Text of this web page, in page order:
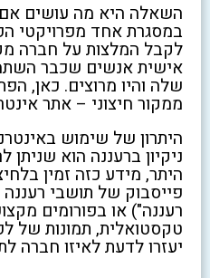
השאלה היא מה עושים אם
במסגרת אחד מפרויקטי
לקבל המלצות על חברה
אישית אנשים שכבר
שלה והיו מרוצים. כאן,
ממקור חיצוני – אתר
היתרון של שימוש
ניקיון ברעננה הוא שניתן
היתר, מידע כזה זמין
פייסבוק של תושבי
רעננה") או בפורומים
טקסטואלית, תמונות של
יעזרו לדעת לאיזו חברה